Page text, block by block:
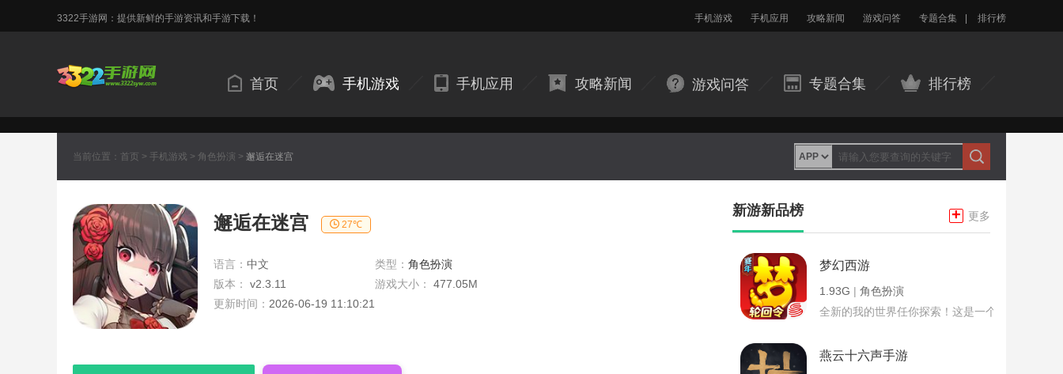
3322手游网：提供新鲜的手游资讯和手游下载！ 手机游戏 手机应用 攻略新闻 游戏问答 专题合集 排行榜
首页 手机游戏 手机应用 攻略新闻 游戏问答 专题合集 排行榜
当前位置： 首页 > 手机游戏 > 角色扮演 > 邂逅在迷宫
邂逅在迷宫 27℃
语言： 中文 类型： 角色扮演
版本：
v2.3.11 游戏大小：
477.05M
更新时间： 2026-06-19 11:10:21
新游新品榜 + 更多
梦幻西游
1.93G | 角色扮演
全新的我的世界任你探索！这是一个小提示字段。
燕云十六声手游